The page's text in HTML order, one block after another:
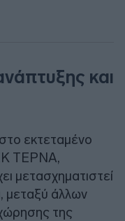
και
εκτεταμένο
ΤΕΡΝΑ,
μετασχηματιστεί
μεταξύ άλλων
της